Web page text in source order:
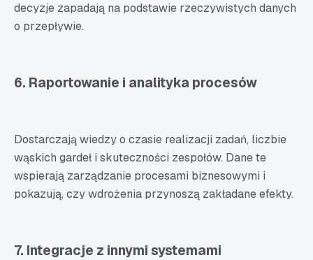
decyzje zapadają na podstawie rzeczywistych danych
o przepływie.
6. Raportowanie i analityka procesów
Dostarczają wiedzy o czasie realizacji zadań, liczbie
wąskich gardeł i skuteczności zespołów. Dane te
wspierają zarządzanie procesami biznesowymi i
pokazują, czy wdrożenia przynoszą zakładane efekty.
7. Integracje z innymi systemami